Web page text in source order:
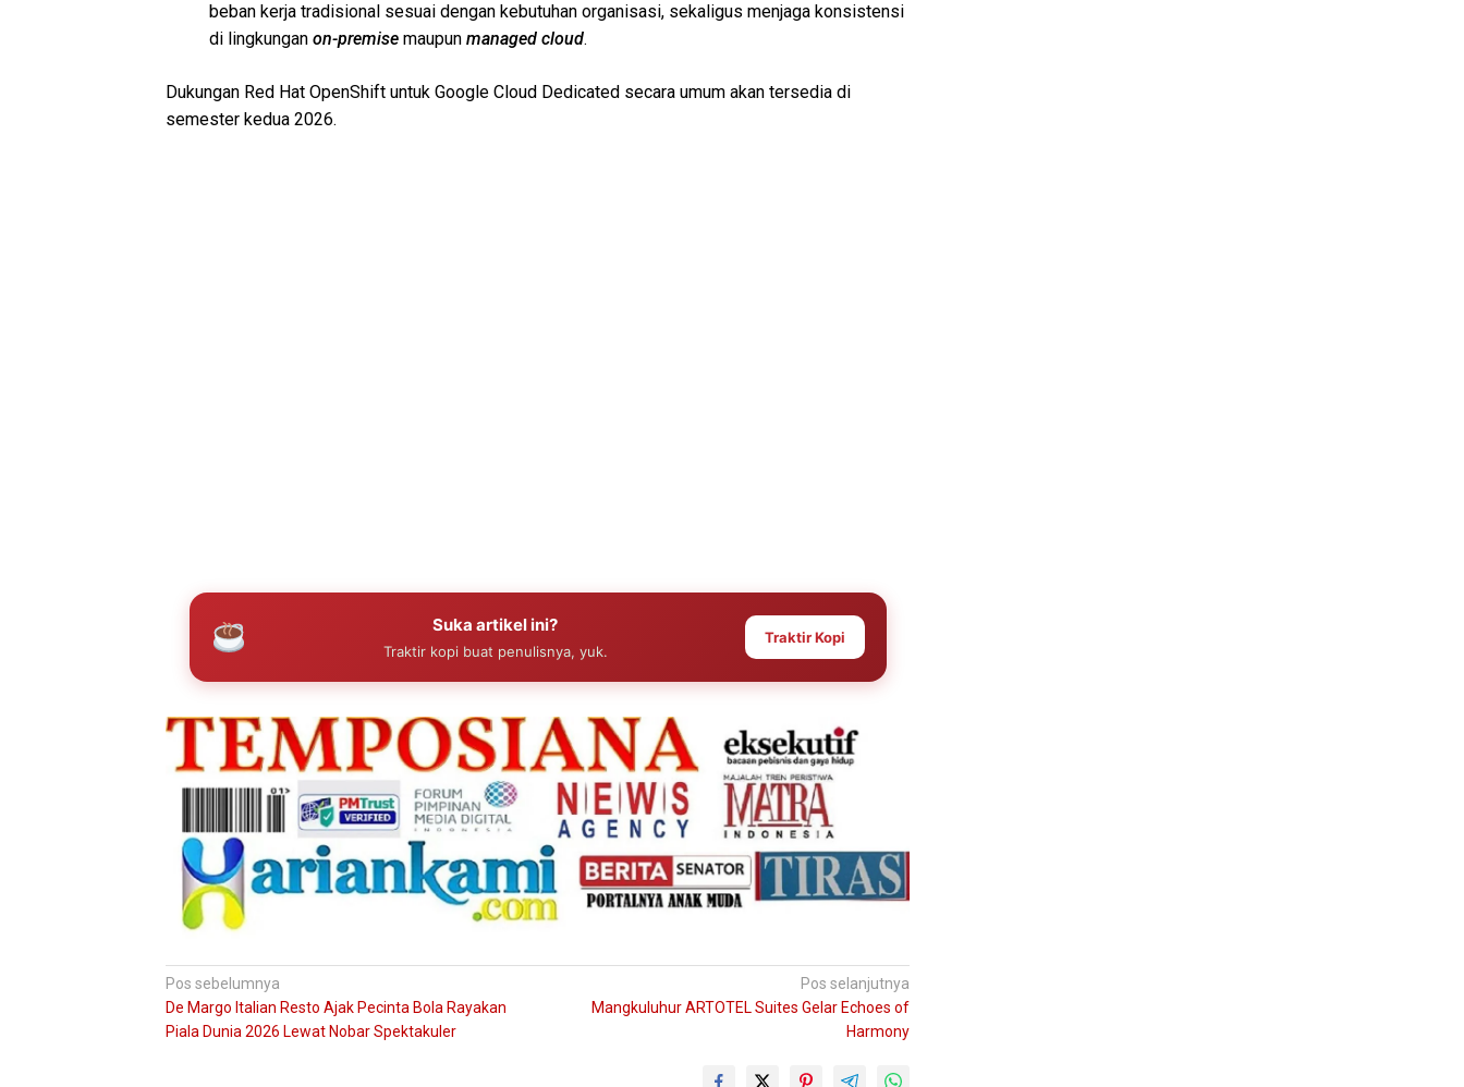
beban kerja tradisional sesuai dengan kebutuhan organisasi, sekaligus menjaga konsistensi
di lingkungan on-premise maupun managed cloud.
Dukungan Red Hat OpenShift untuk Google Cloud Dedicated secara umum akan tersedia di
semester kedua 2026.
Suka artikel ini?
Traktir kopi buat penulisnya, yuk.
Traktir Kopi
Navigasi
pos
Pos sebelumnya
De Margo Italian Resto Ajak Pecinta Bola Rayakan
Piala Dunia 2026 Lewat Nobar Spektakuler
Pos selanjutnya
Mangkuluhur ARTOTEL Suites Gelar Echoes of
Harmony